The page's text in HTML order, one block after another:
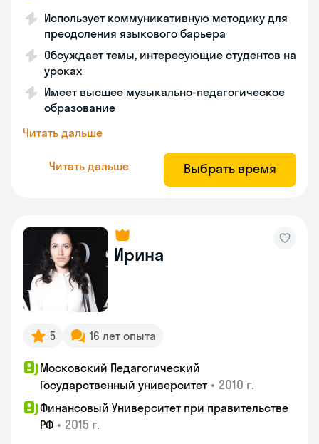
Использует коммуникативную методику для
преодоления языкового барьера
Обсуждает темы, интересующие студентов на
уроках
Имеет высшее музыкально-педагогическое
образование
Читать дальше
Читать дальше Выбрать время
Ирина
5 16 лет опыта
Московский Педагогический
Государственный университет • 2010 г.
Финансовый Университет при правительстве
РФ • 2015 г.